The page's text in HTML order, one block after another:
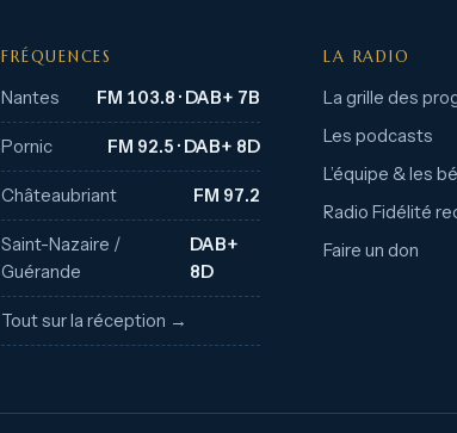
FRÉQUENCES
Nantes FM 103.8 · DAB+ 7B
Pornic FM 92.5 · DAB+ 8D
Châteaubriant FM 97.2
Saint-Nazaire /
Guérande
DAB+
8D
Tout sur la réception →
LA RADIO
La grille des
Les podcasts
L’équipe & les
Radio Fidélité
Faire un don